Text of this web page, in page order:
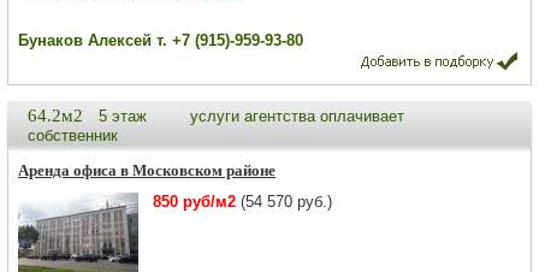
Бунаков Алексей т. +7 (915)-959-93-80
64.2м2 5 этаж
услуги агентства оплачивает
собственник
Аренда офиса в Московском районе
850 руб/м2 (54 570 руб.)